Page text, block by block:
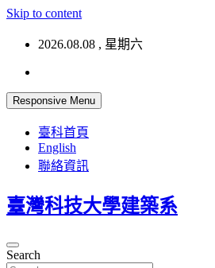
Skip to content
2026.08.08 , 星期六
Responsive Menu
臺科首頁
English
聯絡資訊
臺灣科技大學建築系
Search